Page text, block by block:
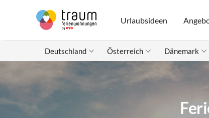
Urlaubsideen
Deutschland Österreich Dänemark